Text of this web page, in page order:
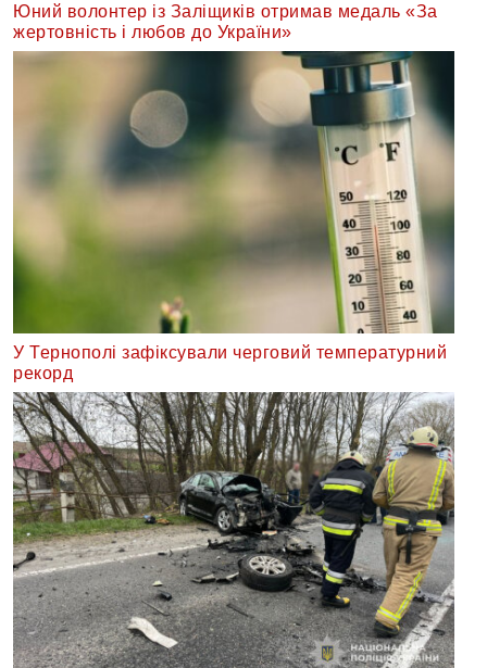
Юний волонтер із Заліщиків отримав медаль «За
жертовність і любов до України»
У Тернополі зафіксували черговий температурний
рекорд